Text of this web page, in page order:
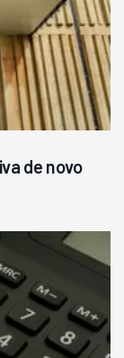
de novo